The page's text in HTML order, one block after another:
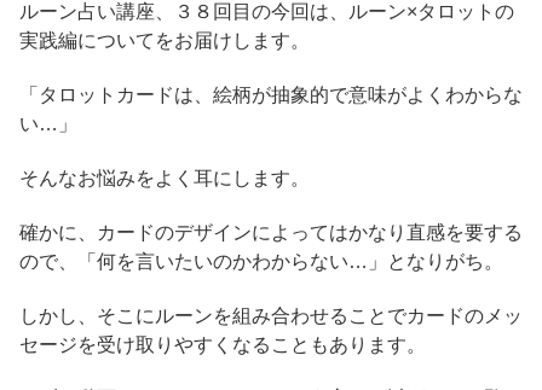
ルーン占い講座、３８回目の今回は、ルーン×タロットの
実践編についてをお届けします。
「タロットカードは、絵柄が抽象的で意味がよくわからな
い…」
そんなお悩みをよく耳にします。
確かに、カードのデザインによってはかなり直感を要する
ので、「何を言いたいのかわからない…」となりがち。
しかし、そこにルーンを組み合わせることでカードのメッ
セージを受け取りやすくなることもあります。